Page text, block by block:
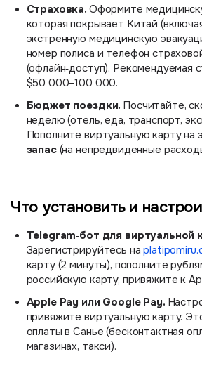
Страховка. Оформите
которая покрывает Китай
экстренную медицинскую
номер полиса и телефон
(офлайн‑доступ). Рекомендуемая
$50 000–100 000.
Бюджет поездки. Посчитайте,
неделю (отель, еда, транспорт,
Пополните виртуальную карту на
запас(на непредвиденные
Что установить и
Telegram‑бот для виртуальной
Зарегистрируйтесь на
карту (2 минуты), пополните
российскую карту, привяжите к
Apple Pay или Google Pay.
привяжите виртуальную карту.
оплаты в Санье (бесконтактная
магазинах, такси).